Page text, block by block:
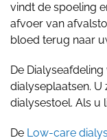
vindt de spoeling
afvoer van
bloed terug naar
De Dialyseafdeling
dialyseplaatsen. U
dialysestoel. Als u
De Low-care